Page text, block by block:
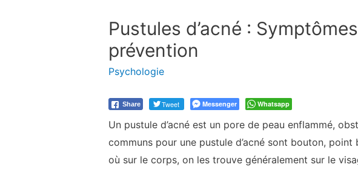
Pustules d’acné :
prévention
Psychologie
Share Tweet Messenger Whatsapp
Un pustule d’acné est un pore de peau enflammé,
communs pour une pustule d’acné sont bouton,
où sur le corps, on les trouve généralement sur le